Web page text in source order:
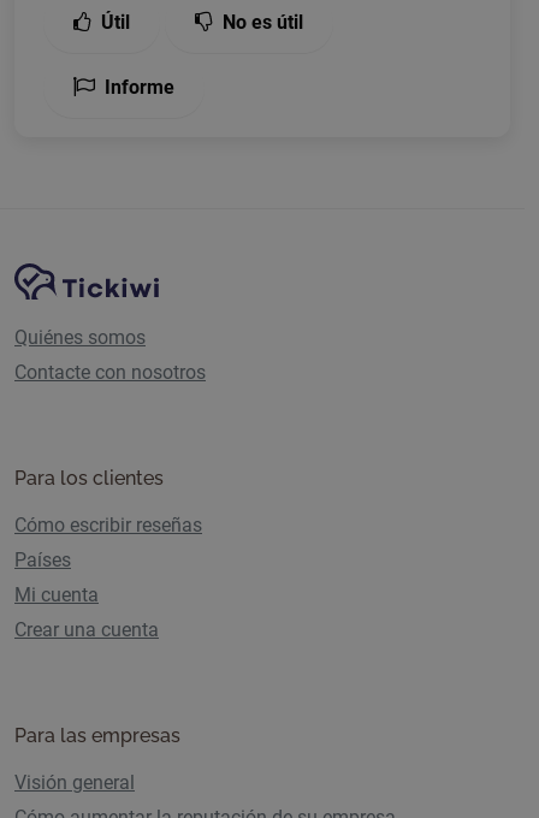
Útil No es útil
Informe
Navegación del sitio
Plataforma Tickiwi
Quiénes somos
Contacte con nosotros
Para los clientes
Cómo escribir reseñas
Países
Mi cuenta
Crear una cuenta
Para las empresas
Visión general